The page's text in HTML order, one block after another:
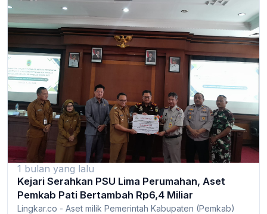
1 bulan yang lalu
Kejari Serahkan PSU Lima Perumahan, Aset
Pemkab Pati Bertambah Rp6,4 Miliar
Lingkar.co - Aset milik Pemerintah Kabupaten (Pemkab)